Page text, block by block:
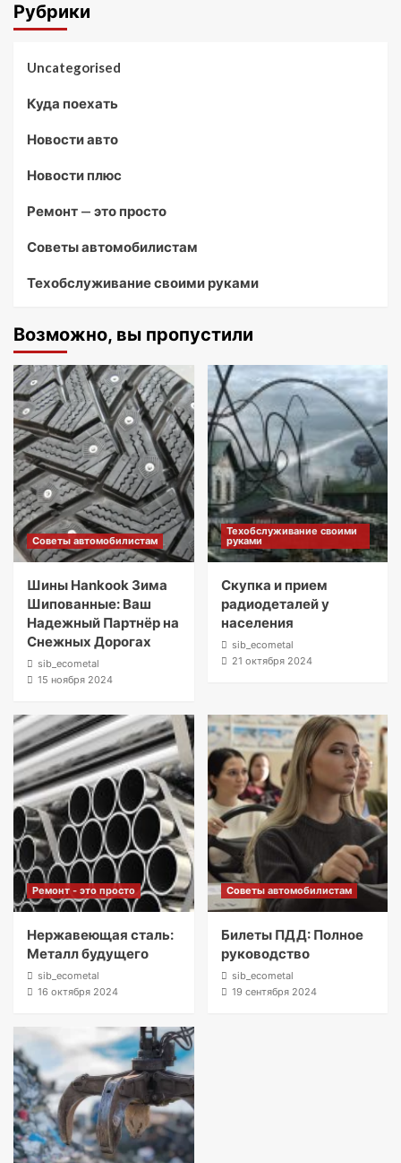
Рубрики
Uncategorised
Куда поехать
Новости авто
Новости плюс
Ремонт — это просто
Советы автомобилистам
Техобслуживание своими руками
Возможно, вы пропустили
Советы автомобилистам
Шины Hankook Зима
Шипованные: Ваш
Надежный Партнёр на
Снежных Дорогах
sib_ecometal
15 ноября 2024
Техобслуживание своими
руками
Скупка и прием
радиодеталей у
населения
sib_ecometal
21 октября 2024
Ремонт - это просто
Нержавеющая сталь:
Металл будущего
sib_ecometal
16 октября 2024
Советы автомобилистам
Билеты ПДД: Полное
руководство
sib_ecometal
19 сентября 2024